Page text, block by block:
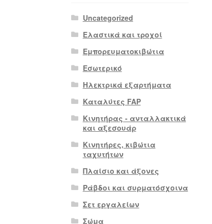
Uncategorized
Ελαστικά και τροχοί
Εμπορευματοκιβώτια
Εσωτερικό
Ηλεκτρικά εξαρτήματα
Καταλύτες FAP
Κινητήρας - ανταλλακτικά
και αξεσουάρ
Κινητήρες, κιβώτια
ταχυτήτων
Πλαίσιο και άξονες
Ράβδοι και συρματόσχοινα
Σετ εργαλείων
Σώμα